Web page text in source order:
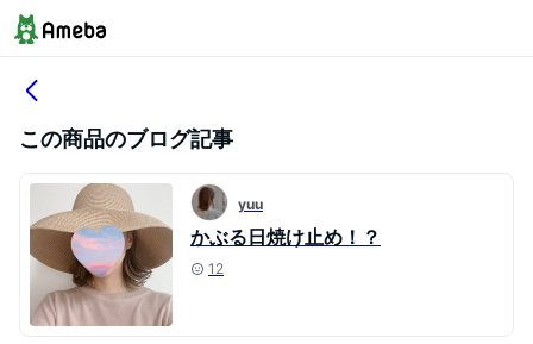
この商品のブログ記事
yuu
かぶる日焼け止め！？
12